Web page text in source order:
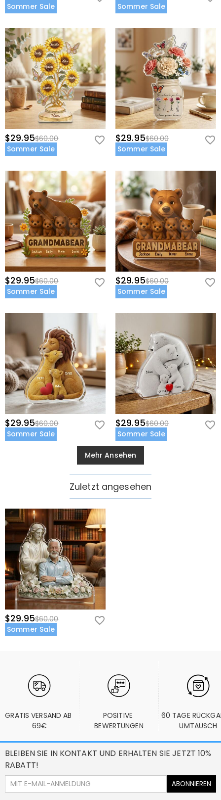
Sommer Sale
Sommer Sale
$29.95$60.00
Sommer Sale
$29.95$60.00
Sommer Sale
$29.95$60.00
Sommer Sale
$29.95$60.00
Sommer Sale
$29.95$60.00
Sommer Sale
$29.95$60.00
Sommer Sale
Mehr Ansehen
Zuletzt angesehen
$29.95$60.00
Sommer Sale
GRATIS VERSAND AB
69€
POSITIVE
BEWERTUNGEN
60 TAGE
UMTAUSCH
BLEIBEN SIE IN KONTAKT UND ERHALTEN SIE JETZT 10%
RABATT!
ABONNIEREN